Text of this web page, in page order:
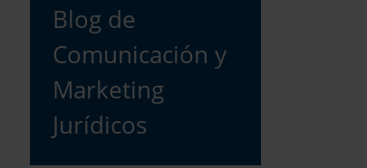
Blog de
Comunicación y
Marketing
Jurídicos